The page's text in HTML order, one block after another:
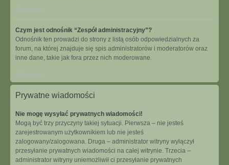
Na górę
Czym jest odnośnik “Zespół administracyjny”?
Odnośnik ten prowadzi do strony z listą osób odpowiedzialnych za
forum, na której znajduje się spis administratorów i moderatorów oraz
inne dane, takie jak fora przez nich moderowane.
Na górę
Prywatne wiadomości
Nie mogę wysyłać prywatnych wiadomości!
Mogą być trzy przyczyny takiej sytuacji. Pierwsza – nie jesteś
zarejestrowanym użytkownikiem lub nie jesteś
zalogowany/zalogowana. Druga – administrator witryny wyłączył
przesyłanie prywatnych wiadomości na całej witrynie. Trzecia –
administrator witryny uniemożliwił ci przesyłanie prywatnych